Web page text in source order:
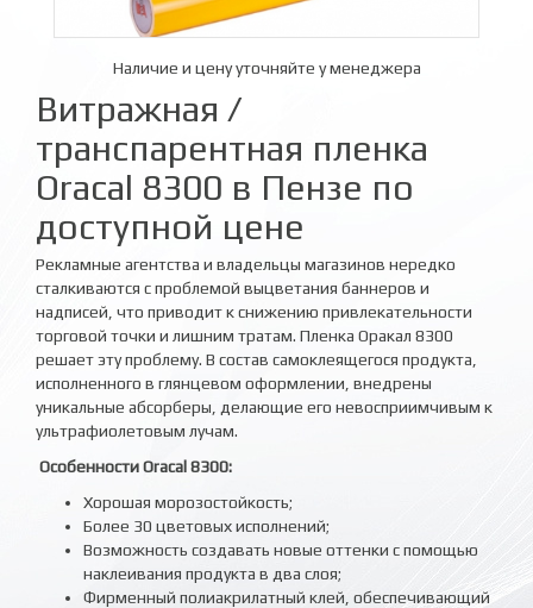
Наличие и цену уточняйте у менеджера
Витражная /
транспарентная пленка
Oracal 8300 в Пензе по
доступной цене
Рекламные агентства и владельцы магазинов нередко
сталкиваются с проблемой выцветания баннеров и
надписей, что приводит к снижению привлекательности
торговой точки и лишним тратам. Пленка Оракал 8300
решает эту проблему. В состав самоклеящегося продукта,
исполненного в глянцевом оформлении, внедрены
уникальные абсорберы, делающие его невосприимчивым к
ультрафиолетовым лучам.
Особенности Oracal 8300:
Хорошая морозостойкость;
Более 30 цветовых исполнений;
Возможность создавать новые оттенки с помощью
наклеивания продукта в два слоя;
Фирменный полиакрилатный клей, обеспечивающий